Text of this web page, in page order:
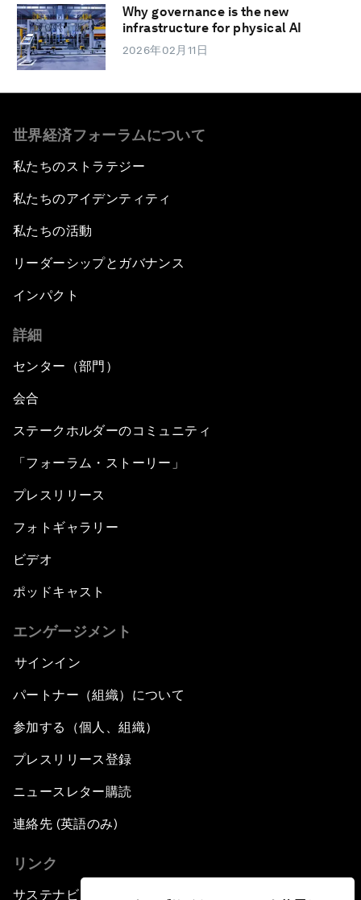
Why governance is the new
infrastructure for physical AI
2026年02月11日
世界経済フォーラムについて
私たちのストラテジー
私たちのアイデンティティ
私たちの活動
リーダーシップとガバナンス
インパクト
詳細
センター（部門）
会合
ステークホルダーのコミュニティ
「フォーラム・ストーリー」
プレスリリース
フォトギャラリー
ビデオ
ポッドキャスト
エンゲージメント
サインイン
パートナー（組織）について
参加する（個人、組織）
プレスリリース登録
ニュースレター購読
連絡先 (英語のみ)
リンク
サステナビリティへの取り組み